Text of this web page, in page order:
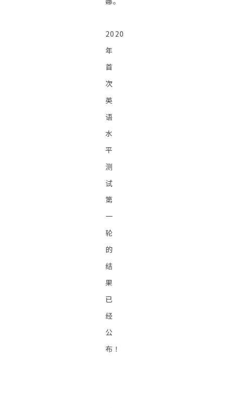
2020
年
首
次
英
语
水
平
测
试
第
一
轮
的
结
果
已
经
公
布！